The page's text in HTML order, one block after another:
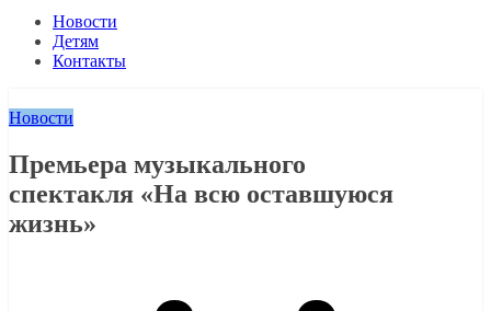
Новости
Детям
Контакты
Новости
Премьера музыкального
спектакля «На всю оставшуюся
жизнь»